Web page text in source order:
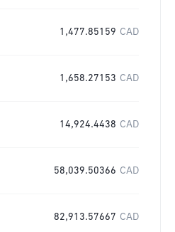
1,477.85159 CAD
1,658.27153 CAD
14,924.4438 CAD
58,039.50366 CAD
82,913.57667 CAD